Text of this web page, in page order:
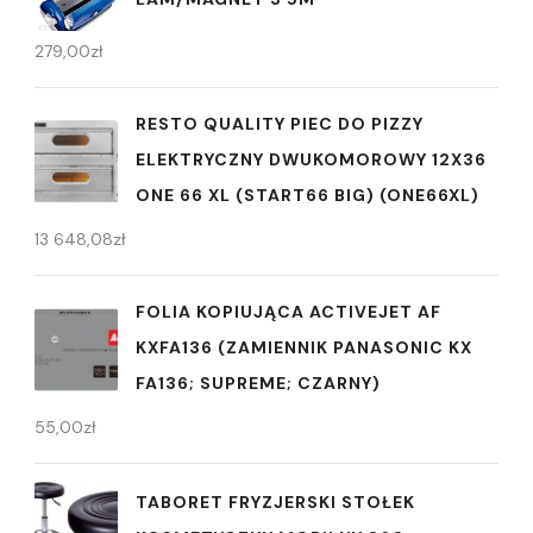
279,00zł
RESTO QUALITY PIEC DO PIZZY
ELEKTRYCZNY DWUKOMOROWY 12X36
ONE 66 XL (START66 BIG) (ONE66XL)
13 648,08zł
FOLIA KOPIUJĄCA ACTIVEJET AF
KXFA136 (ZAMIENNIK PANASONIC KX
FA136; SUPREME; CZARNY)
55,00zł
TABORET FRYZJERSKI STOŁEK